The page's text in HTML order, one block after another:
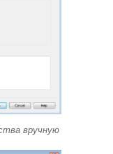
вручную